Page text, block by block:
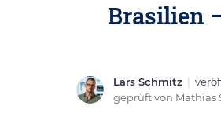
Brasilien
Lars Schmitz |
geprüft von Mathias